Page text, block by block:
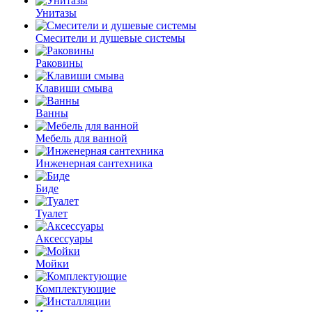
Унитазы
Смесители и душевые системы
Раковины
Клавиши смыва
Ванны
Мебель для ванной
Инженерная сантехника
Биде
Туалет
Аксессуары
Мойки
Комплектующие